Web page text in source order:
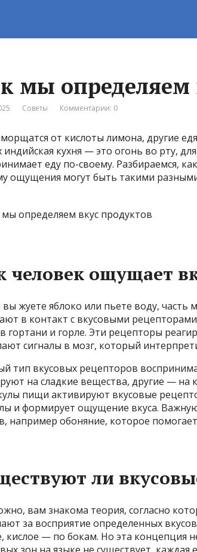
мы определяем
Советы Комментарии: 0
от кислоты лимона, другие
индийская кухня — это огонь во рту,
еду по-своему. Разбираемся,
ощущения могут быть такими
человек ощущает
вы жуете яблоко или пьете воду, часть
в контакт с вкусовыми
гортани и горле. Эти рецепторы
сигналы в мозг, который
тип вкусовых рецепторов
на сладкие вещества, другие — на
пищи активируют вкусовые
и формирует ощущение вкуса.
например обоняние, которое
ли
вам знакома теория, согласно
за восприятие определенных
кислое — по бокам. Но эта концепция